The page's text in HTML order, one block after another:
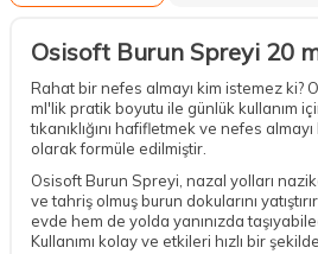
Osisoft Burun Spreyi 20
Rahat bir nefes almayı kim istemez ki?
ml'lik pratik boyutu ile günlük kullanım
tıkanıklığını hafifletmek ve nefes
olarak formüle edilmiştir.
Osisoft Burun Spreyi, nazal yolları
ve tahriş olmuş burun dokularını
evde hem de yolda yanınızda
Kullanımı kolay ve etkileri hızlı bir